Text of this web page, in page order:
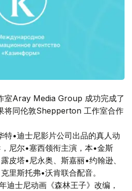
室Aray Мedia Group 成功完成了
将同伦敦Shepperton 工作室合作
特•迪士尼影片公司出品的真人动
尼尔•塞西领衔主演，本•金斯
皮塔•尼永奥、斯嘉丽•约翰逊、
里斯托弗•沃肯联合配音。
迪士尼动画《森林王子》改编，